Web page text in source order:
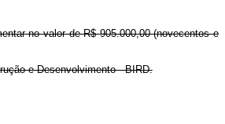
no valor de R$ 905.000,00 (novecentos e
e Desenvolvimento - BIRD.